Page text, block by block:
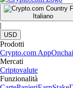
Italiano
|
USD
Prodotti
Crypto.com App
Mercati
Criptovalute
Funzionalità